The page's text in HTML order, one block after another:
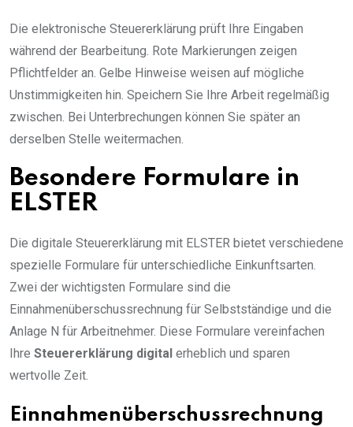
Die elektronische Steuererklärung prüft Ihre Eingaben
während der Bearbeitung. Rote Markierungen zeigen
Pflichtfelder an. Gelbe Hinweise weisen auf mögliche
Unstimmigkeiten hin. Speichern Sie Ihre Arbeit regelmäßig
zwischen. Bei Unterbrechungen können Sie später an
derselben Stelle weitermachen.
Besondere Formulare in
ELSTER
Die digitale Steuererklärung mit ELSTER bietet verschiedene
spezielle Formulare für unterschiedliche Einkunftsarten.
Zwei der wichtigsten Formulare sind die
Einnahmenüberschussrechnung für Selbstständige und die
Anlage N für Arbeitnehmer. Diese Formulare vereinfachen
Ihre Steuererklärung digital erheblich und sparen
wertvolle Zeit.
Einnahmenüberschussrechnung